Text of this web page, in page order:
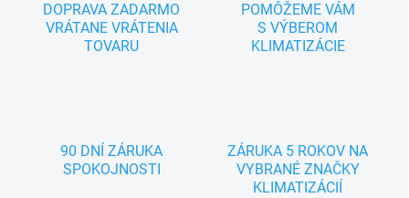
DOPRAVA ZADARMO
VRÁTANE VRÁTENIA
TOVARU
POMÔŽEME VÁM
S VÝBEROM
KLIMATIZÁCIE
90 DNÍ ZÁRUKA
SPOKOJNOSTI
ZÁRUKA 5 ROKOV NA
VYBRANÉ ZNAČKY
KLIMATIZÁCIÍ